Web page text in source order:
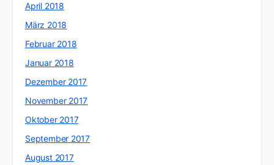
April 2018
März 2018
Februar 2018
Januar 2018
Dezember 2017
November 2017
Oktober 2017
September 2017
August 2017